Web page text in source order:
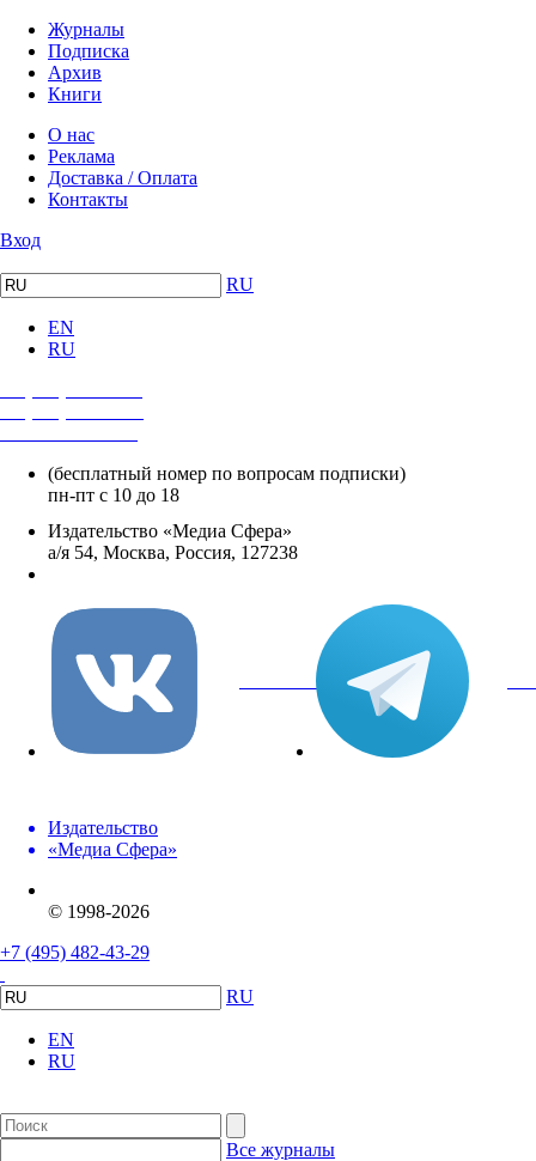
Журналы
Подписка
Архив
Книги
О нас
Реклама
Доставка / Оплата
Контакты
Вход
RU
EN
RU
(бесплатный номер по вопросам подписки)
пн-пт с 10 до 18
Издательство «Медиа Сфера»
а/я 54, Москва, Россия, 127238
вКонтакте
Издательство
«Медиа Сфера»
© 1998-2026
+7 (495) 482-43-29
RU
EN
RU
Все журналы